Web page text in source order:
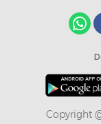
Copyright